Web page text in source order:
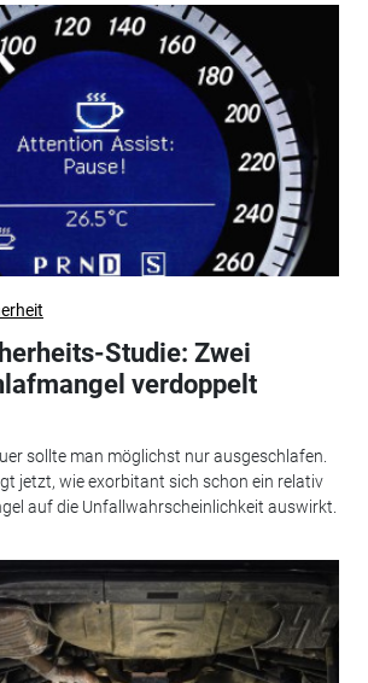
Studie: Zwei
verdoppelt
sollte man möglichst nur ausgeschlafen.
jetzt, wie exorbitant sich schon ein relativ
auf die Unfallwahrscheinlichkeit auswirkt.